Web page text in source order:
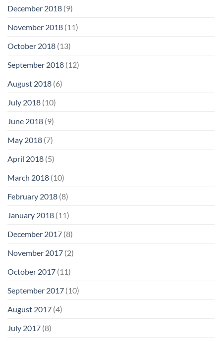
December 2018 (9)
November 2018 (11)
October 2018 (13)
September 2018 (12)
August 2018 (6)
July 2018 (10)
June 2018 (9)
May 2018 (7)
April 2018 (5)
March 2018 (10)
February 2018 (8)
January 2018 (11)
December 2017 (8)
November 2017 (2)
October 2017 (11)
September 2017 (10)
August 2017 (4)
July 2017 (8)